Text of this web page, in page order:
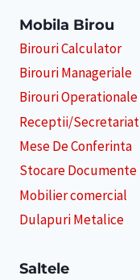
Mobila Birou
Birouri Calculator
Birouri Manageriale
Birouri Operationale
Receptii/Secretariat
Mese De Conferinta
Stocare Documente
Mobilier comercial
Dulapuri Metalice
Saltele